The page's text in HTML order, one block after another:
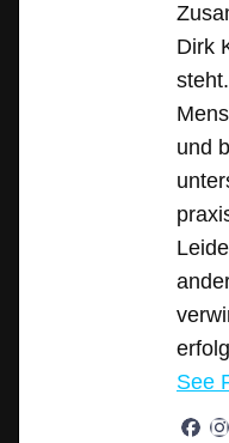
Dirk
und
See